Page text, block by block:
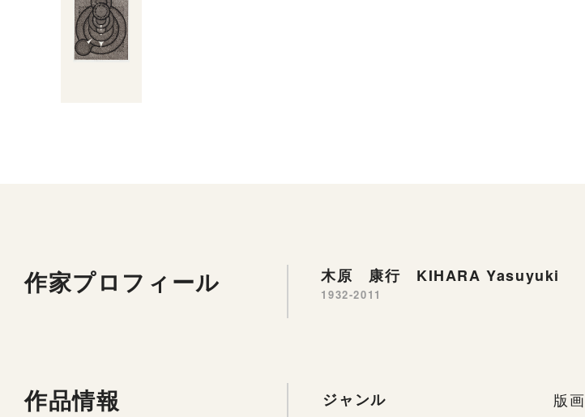
作家プロフィール 木原 康行 KIHARA Yasuyuki
1932-2011
作品情報 ジャンル
版画